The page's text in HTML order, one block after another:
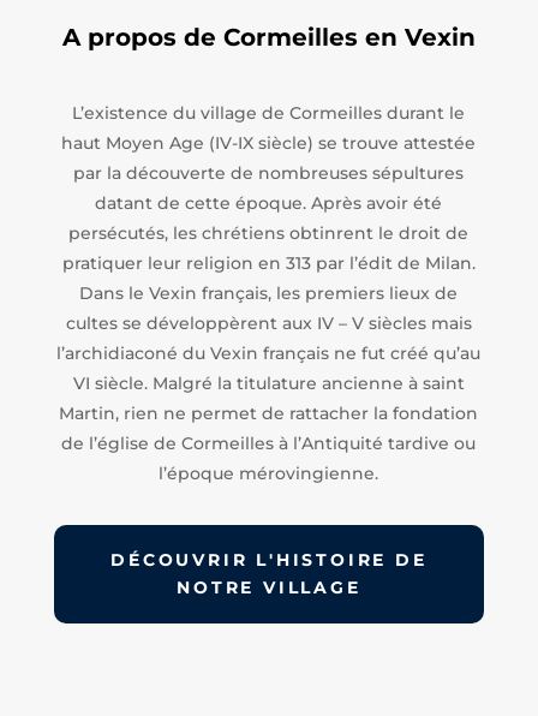
A propos de Cormeilles en Vexin
L’existence du village de Cormeilles durant le
haut Moyen Age (IV-IX siècle) se trouve attestée
par la découverte de nombreuses sépultures
datant de cette époque. Après avoir été
persécutés, les chrétiens obtinrent le droit de
pratiquer leur religion en 313 par l’édit de Milan.
Dans le Vexin français, les premiers lieux de
cultes se développèrent aux IV – V siècles mais
l’archidiaconé du Vexin français ne fut créé qu’au
VI siècle. Malgré la titulature ancienne à saint
Martin, rien ne permet de rattacher la fondation
de l’église de Cormeilles à l’Antiquité tardive ou
l’époque mérovingienne.
DÉCOUVRIR L'HISTOIRE DE
NOTRE VILLAGE